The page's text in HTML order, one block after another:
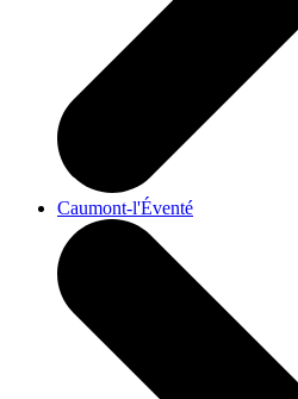
Caumont-l'Éventé